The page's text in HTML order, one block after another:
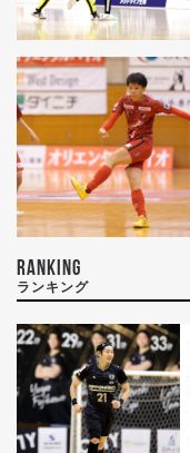
RANKING
ランキング